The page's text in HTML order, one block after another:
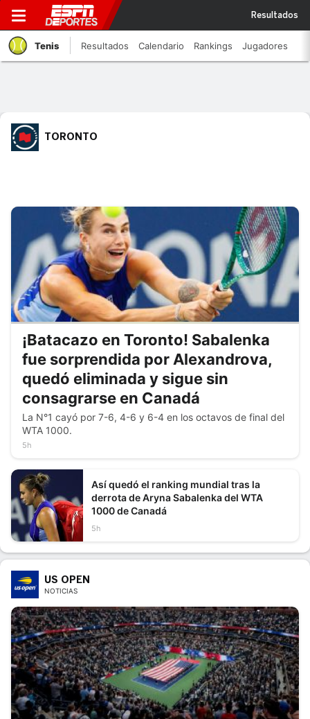
Resultados
Tenis Resultados Calendario Rankings Jugadores
TORONTO
¡Batacazo en Toronto! Sabalenka
fue sorprendida por Alexandrova,
quedó eliminada y sigue sin
consagrarse en Canadá
La N°1 cayó por 7-6, 4-6 y 6-4 en los octavos de final del
WTA 1000.
5h
Así quedó el ranking mundial tras la
derrota de Aryna Sabalenka del WTA
1000 de Canadá
5h
US OPEN
NOTICIAS